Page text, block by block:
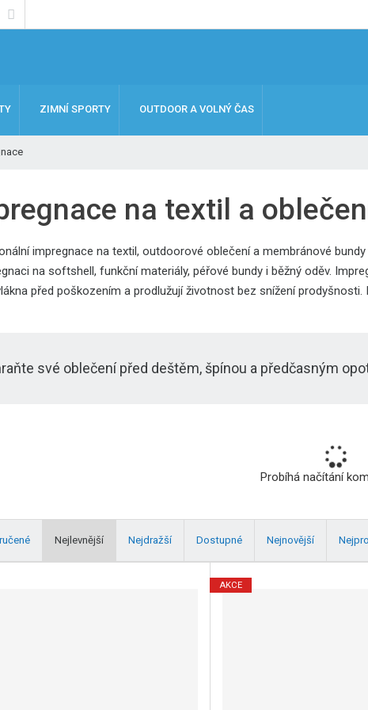
ZIMNÍ SPORTY OUTDOOR A VOLNÝ ČAS
na textil a
impregnace na textil, outdoorové oblečení a membránové
na softshell, funkční materiály, péřové bundy i běžný oděv.
před poškozením a prodlužují životnost bez snížení
své oblečení před deštěm, špínou a předčasným
Probíhá načítání
Nejlevnější Nejdražší Dostupné Nejnovější
AKCE